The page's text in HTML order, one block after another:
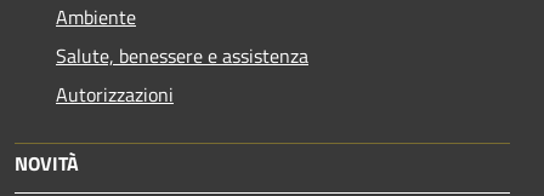
Ambiente
Salute, benessere e assistenza
Autorizzazioni
NOVITÀ